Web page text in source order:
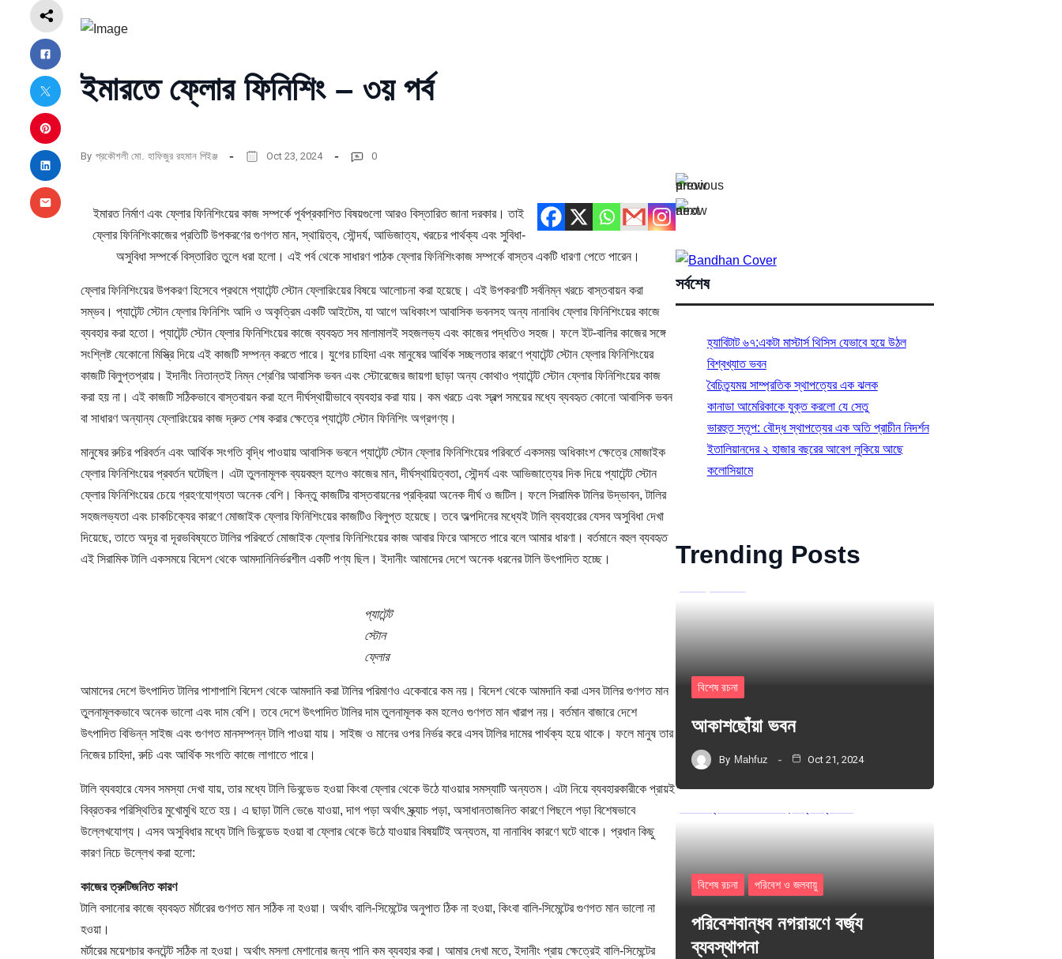
ইমারতে ফ্লোর ফিনিশিং – ৩য় পর্ব
By প্রকৌশলী মো. হাফিজুর রহমান পিইঞ্জ Oct 23, 2024 0
ইমারত নির্মাণ এবং ফ্লোর ফিনিশিংয়ের কাজ সম্পর্কে পূর্বপ্রকাশিত বিষয়গুলো আরও বিস্তারিত জানা দরকার। তাই
ফ্লোর ফিনিশিংকাজের প্রতিটি উপকরণের গুণগত মান, স্থায়িত্ব, সৌন্দর্য, আভিজাত্য, খরচের পার্থক্য এবং সুবিধা-
অসুবিধা সম্পর্কে বিস্তারিত তুলে ধরা হলো। এই পর্ব থেকে সাধারণ পাঠক ফ্লোর ফিনিশিংকাজ সম্পর্কে বাস্তব একটি ধারণা পেতে পারেন।
ফ্লোর ফিনিশিংয়ের উপকরণ হিসেবে প্রথমে প্যাটেন্ট স্টোন ফ্লোরিংয়ের বিষয়ে আলোচনা করা হয়েছে। এই উপকরণটি সর্বনিম্ন খরচে বাস্তবায়ন করা
সম্ভব। প্যাটেন্ট স্টোন ফ্লোর ফিনিশিং আদি ও অকৃত্রিম একটি আইটেম, যা আগে অধিকাংশ আবাসিক ভবনসহ অন্য নানাবিধ ফ্লোর ফিনিশিংয়ের কাজে
ব্যবহার করা হতো। প্যাটেন্ট স্টোন ফ্লোর ফিনিশিংয়ের কাজে ব্যবহৃত সব মালামালই সহজলভ্য এবং কাজের পদ্ধতিও সহজ। ফলে ইট-বালির কাজের সঙ্গে
সংশ্লিষ্ট যেকোনো মিস্ত্রি দিয়ে এই কাজটি সম্পন্ন করতে পারে। যুগের চাহিদা এবং মানুষের আর্থিক সচ্ছলতার কারণে প্যাটেন্ট স্টোন ফ্লোর ফিনিশিংয়ের
কাজটি বিলুপ্তপ্রায়। ইদানীং নিতান্তই নিম্ন শ্রেণির আবাসিক ভবন এবং স্টোরেজের জায়গা ছাড়া অন্য কোথাও প্যাটেন্ট স্টোন ফ্লোর ফিনিশিংয়ের কাজ
করা হয় না। এই কাজটি সঠিকভাবে বাস্তবায়ন করা হলে দীর্ঘস্থায়ীভাবে ব্যবহার করা যায়। কম খরচে এবং স্বল্প সময়ের মধ্যে ব্যবহৃত কোনো আবাসিক ভবন
বা সাধারণ অন্যান্য ফ্লোরিংয়ের কাজ দ্রুত শেষ করার ক্ষেত্রে প্যাটেন্ট স্টোন ফিনিশিং অগ্রগণ্য।
মানুষের রুচির পরিবর্তন এবং আর্থিক সংগতি বৃদ্ধি পাওয়ায় আবাসিক ভবনে প্যাটেন্ট স্টোন ফ্লোর ফিনিশিংয়ের পরিবর্তে একসময় অধিকাংশ ক্ষেত্রে মোজাইক
ফ্লোর ফিনিশিংয়ের প্রবর্তন ঘটেছিল। এটা তুলনামূলক ব্যয়বহুল হলেও কাজের মান, দীর্ঘস্থায়িত্বতা, সৌন্দর্য এবং আভিজাত্যের দিক দিয়ে প্যাটেন্ট স্টোন
ফ্লোর ফিনিশিংয়ের চেয়ে গ্রহণযোগ্যতা অনেক বেশি। কিন্তু কাজটির বাস্তবায়নের প্রক্রিয়া অনেক দীর্ঘ ও জটিল। ফলে সিরামিক টালির উদ্ভাবন, টালির
সহজলভ্যতা এবং চাকচিক্যের কারণে মোজাইক ফ্লোর ফিনিশিংয়ের কাজটিও বিলুপ্ত হয়েছে। তবে অল্পদিনের মধ্যেই টালি ব্যবহারের যেসব অসুবিধা দেখা
দিয়েছে, তাতে অদূর বা দূরভবিষ্যতে টালির পরিবর্তে মোজাইক ফ্লোর ফিনিশিংয়ের কাজ আবার ফিরে আসতে পারে বলে আমার ধারণা। বর্তমানে বহুল ব্যবহৃত
এই সিরামিক টালি একসময়ে বিদেশ থেকে আমদানিনির্ভরশীল একটি পণ্য ছিল। ইদানীং আমাদের দেশে অনেক ধরনের টালি উৎপাদিত হচ্ছে।
প্যাটেন্ট
স্টোন
ফ্লোর
আমাদের দেশে উৎপাদিত টালির পাশাপাশি বিদেশ থেকে আমদানি করা টালির পরিমাণও একেবারে কম নয়। বিদেশ থেকে আমদানি করা এসব টালির গুণগত মান
তুলনামূলকভাবে অনেক ভালো এবং দাম বেশি। তবে দেশে উৎপাদিত টালির দাম তুলনামূলক কম হলেও গুণগত মান খারাপ নয়। বর্তমান বাজারে দেশে
উৎপাদিত বিভিন্ন সাইজ এবং গুণগত মানসম্পন্ন টালি পাওয়া যায়। সাইজ ও মানের ওপর নির্ভর করে এসব টালির দামের পার্থক্য হয়ে থাকে। ফলে মানুষ তার
নিজের চাহিদা, রুচি এবং আর্থিক সংগতি কাজে লাগাতে পারে।
টালি ব্যবহারে যেসব সমস্যা দেখা যায়, তার মধ্যে টালি ডিবন্ডেড হওয়া কিংবা ফ্লোর থেকে উঠে যাওয়ার সমস্যাটি অন্যতম। এটা নিয়ে ব্যবহারকারীকে প্রায়ই
বিব্রতকর পরিস্থিতির মুখোমুখি হতে হয়। এ ছাড়া টালি ভেঙে যাওয়া, দাগ পড়া অর্থাৎ স্ক্র্যাচ পড়া, অসাধানতাজনিত কারণে পিছলে পড়া বিশেষভাবে
উল্লেখযোগ্য। এসব অসুবিধার মধ্যে টালি ডিবন্ডেড হওয়া বা ফ্লোর থেকে উঠে যাওয়ার বিষয়টিই অন্যতম, যা নানাবিধ কারণে ঘটে থাকে। প্রধান কিছু
কারণ নিচে উল্লেখ করা হলো:
কাজের ত্রুটিজনিত কারণ
টালি বসানোর কাজে ব্যবহৃত মর্টারের গুণগত মান সঠিক না হওয়া। অর্থাৎ বালি-সিমেন্টের অনুপাত ঠিক না হওয়া, কিংবা বালি-সিমেন্টের গুণগত মান ভালো না
হওয়া।
মর্টারের ময়েশচার কনটেন্ট সঠিক না হওয়া। অর্থাৎ মসলা মেশানোর জন্য পানি কম ব্যবহার করা। আমার দেখা মতে, ইদানীং প্রায় ক্ষেত্রেই বালি-সিমেন্টের
সর্বশেষ
হ্যাবিটাট ৬৭:একটা মাস্টার্স থিসিস যেভাবে হয়ে উঠল
বিশ্বখ্যাত ভবন
বৈচিত্র্যময় সাম্প্রতিক স্থাপত্যের এক ঝলক
কানাডা আমেরিকাকে যুক্ত করলো যে সেতু
ভারহুত স্তূপ: বৌদ্ধ স্থাপত্যের এক অতি প্রাচীন নিদর্শন
ইতালিয়ানদের ২ হাজার বছরের আবেগ লুকিয়ে আছে
কলোসিয়ামে
Trending Posts
বিশেষ রচনা
আকাশছোঁয়া ভবন
By Mahfuz Oct 21, 2024
বিশেষ রচনা পরিবেশ ও জলবায়ু
পরিবেশবান্ধব নগরায়ণে বর্জ্য
ব্যবস্থাপনা